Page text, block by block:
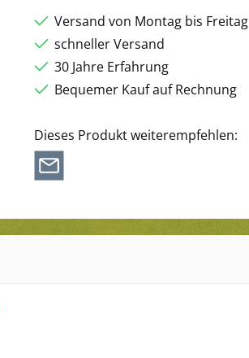
Versand von Montag bis Freitag
schneller Versand
30 Jahre Erfahrung
Bequemer Kauf auf Rechnung
Dieses Produkt weiterempfehlen: